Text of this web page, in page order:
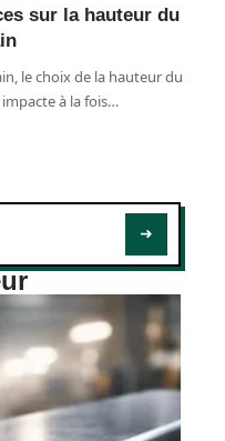
sur la hauteur du
le choix de la hauteur du
à la fois…